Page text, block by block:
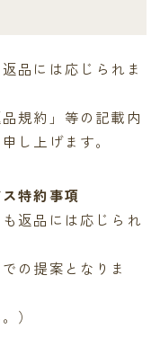
品には応じられま
規約」等の記載内
し上げます。
特約事項
返品には応じられ
の提案となりま
）